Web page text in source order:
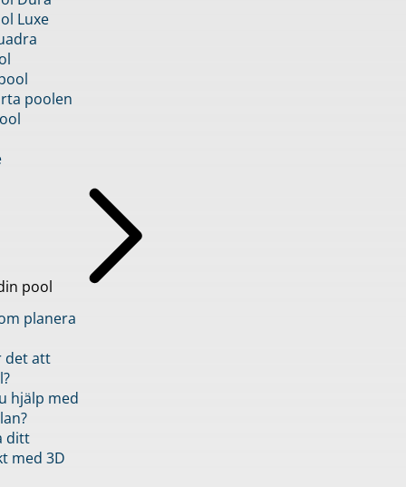
Luxe
poolen
pool
planera
det att
hjälp med
ditt
med 3D